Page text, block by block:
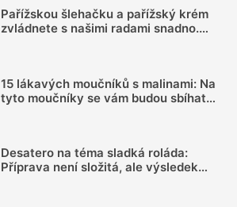
Pařížskou šlehačku a pařížský krém
zvládnete s našimi radami snadno.
15 lákavých moučníků s malinami: Na
tyto moučníky se vám budou sbíhat
Desatero na téma sladká roláda:
Příprava není složitá, ale výsledek